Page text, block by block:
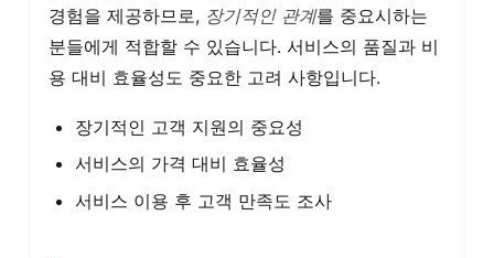
경험을 제공하므로, 장기적인 관계를 중요시하는
분들에게 적합할 수 있습니다. 서비스의 품질과 비
용 대비 효율성도 중요한 고려 사항입니다.
장기적인 고객 지원의 중요성
서비스의 가격 대비 효율성
서비스 이용 후 고객 만족도 조사